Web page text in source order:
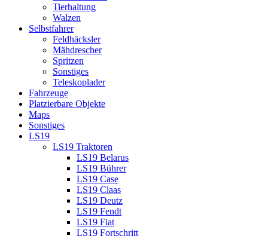
Tierhaltung
Walzen
Selbstfahrer
Feldhäcksler
Mähdrescher
Spritzen
Sonstiges
Teleskoplader
Fahrzeuge
Platzierbare Objekte
Maps
Sonstiges
LS19
LS19 Traktoren
LS19 Belarus
LS19 Bührer
LS19 Case
LS19 Claas
LS19 Deutz
LS19 Fendt
LS19 Fiat
LS19 Fortschritt